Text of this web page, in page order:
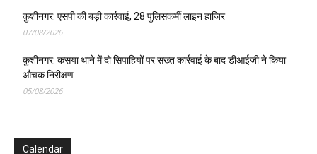
कुशीनगर: एसपी की बड़ी कार्रवाई, 28 पुलिसकर्मी लाइन हाजिर
07/08/2026
कुशीनगर: कसया थाने में दो सिपाहियों पर सख्त कार्रवाई के बाद डीआईजी ने किया
औचक निरीक्षण
05/08/2026
Calendar